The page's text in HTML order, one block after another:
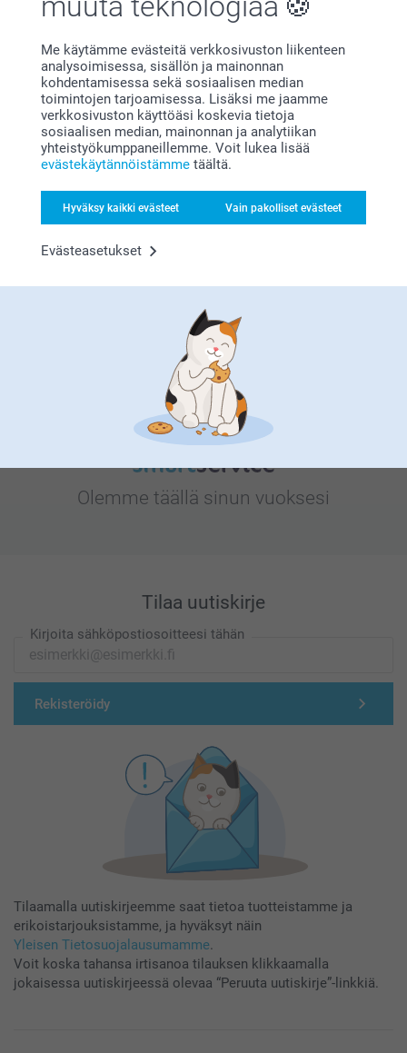
Me käytämme evästeitä verkkosivuston liikenteen
analysoimisessa, sisällön ja mainonnan
kohdentamisessa sekä sosiaalisen median
toimintojen tarjoamisessa. Lisäksi me jaamme
verkkosivuston käyttöäsi koskevia tietoja
sosiaalisen median, mainonnan ja analytiikan
yhteistyökumppaneillemme. Voit lukea lisää
evästekäytännöistämme täältä.
Hyväksy kaikki evästeet Vain pakolliset evästeet
Evästeasetukset
Tyytyväisyystakuu
Etsitkö inspiraatiota?
Olemme täällä sinun vuoksesi
Tilaa uutiskirje
Kirjoita sähköpostiosoitteesi tähän
Rekisteröidy
Tilaamalla uutiskirjeemme saat tietoa tuotteistamme ja
erikoistarjouksistamme, ja hyväksyt näin
Yleisen Tietosuojalausumamme.
Voit koska tahansa irtisanoa tilauksen klikkaamalla
jokaisessa uutiskirjeessä olevaa “Peruuta uutiskirje”-linkkiä.